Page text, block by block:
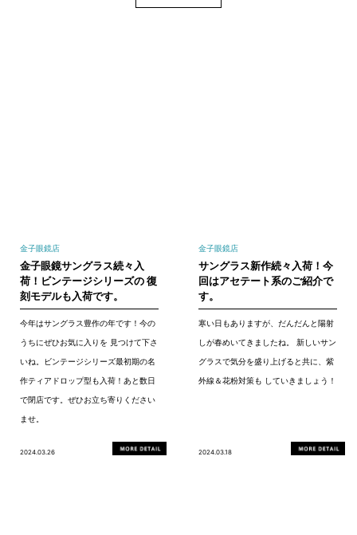
金子眼鏡店
金子眼鏡サングラス続々入
荷！ビンテージシリーズの 復
刻モデルも入荷です。
今年はサングラス豊作の年です！今の
うちにぜひお気に入りを 見つけて下さ
いね。ビンテージシリーズ最初期の名
作ティアドロップ型も入荷！あと数日
で閉店です。ぜひお立ち寄りください
ませ。
2024.03.26
金子眼鏡店
サングラス新作続々入荷！今
回はアセテート系のご紹介で
す。
寒い日もありますが、だんだんと陽射
しが春めいてきましたね。 新しいサン
グラスで気分を盛り上げると共に、紫
外線＆花粉対策も していきましょう！
2024.03.18